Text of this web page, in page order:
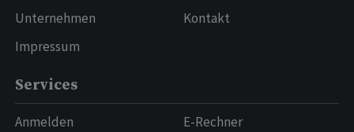
Unternehmen
Impressum
Kontakt
Services
Anmelden
E-Rechner